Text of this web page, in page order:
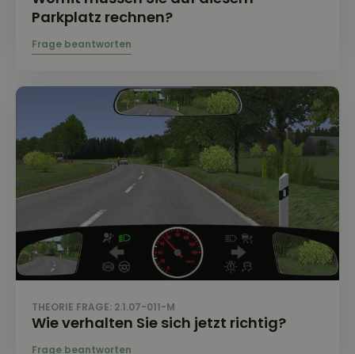
Parkplatz rechnen?
THEORIE FRAGE: 2.1.07-011-M
Wie verhalten Sie sich jetzt richtig?